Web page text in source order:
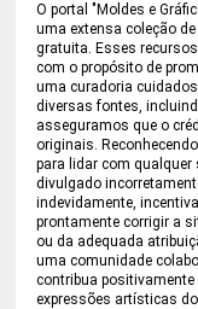
O portal "Moldes e
uma extensa coleção
gratuita. Esses
com o propósito de
uma curadoria
diversas fontes,
asseguramos que o
originais.
para lidar com
divulgado
indevidamente,
prontamente corrigir a
ou da adequada
uma comunidade
contribua
expressões artísticas